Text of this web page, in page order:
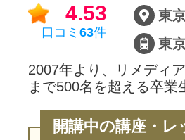
4.53
口コミ 63件
東
2007年より、リメディ
まで500名を超える卒
開講中の講座・レ